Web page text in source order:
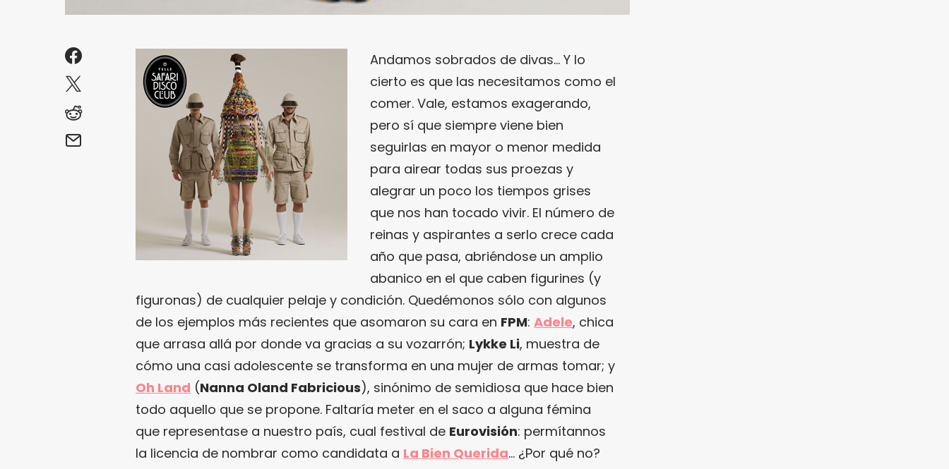
Andamos sobrados de divas… Y lo
cierto es que las necesitamos como el
comer. Vale, estamos exagerando,
pero sí que siempre viene bien
seguirlas en mayor o menor medida
para airear todas sus proezas y
alegrar un poco los tiempos grises
que nos han tocado vivir. El número de
reinas y aspirantes a serlo crece cada
año que pasa, abriéndose un amplio
abanico en el que caben figurines (y
figuronas) de cualquier pelaje y condición. Quedémonos sólo con algunos
de los ejemplos más recientes que asomaron su cara en FPM: Adele, chica
que arrasa allá por donde va gracias a su vozarrón; Lykke Li, muestra de
cómo una casi adolescente se transforma en una mujer de armas tomar; y
Oh Land (Nanna Oland Fabricious), sinónimo de semidiosa que hace bien
todo aquello que se propone. Faltaría meter en el saco a alguna fémina
que representase a nuestro país, cual festival de Eurovisión: permítannos
la licencia de nombrar como candidata a La Bien Querida… ¿Por qué no?